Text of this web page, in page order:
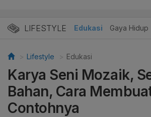
LIFESTYLE
Wisata dan Kuliner Edukasi Gaya Hidup
Lifestyle Edukasi
Karya Seni Mozaik,
Bahan, Cara
Contohnya